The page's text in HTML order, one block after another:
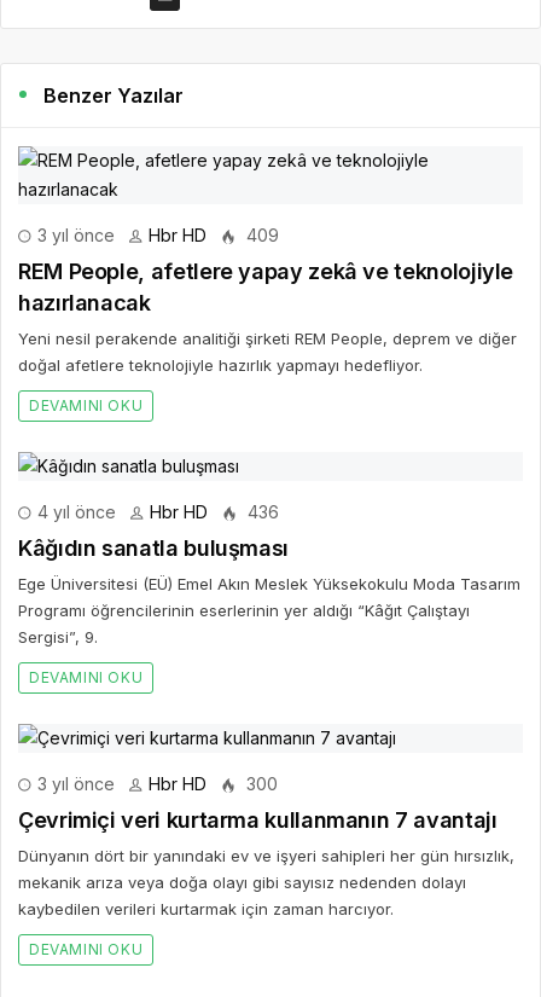
Benzer Yazılar
3 yıl önce Hbr HD 409
REM People, afetlere yapay zekâ ve teknolojiyle
hazırlanacak
Yeni nesil perakende analitiği şirketi REM People, deprem ve diğer
doğal afetlere teknolojiyle hazırlık yapmayı hedefliyor.
DEVAMINI OKU
4 yıl önce Hbr HD 436
Kâğıdın sanatla buluşması
Ege Üniversitesi (EÜ) Emel Akın Meslek Yüksekokulu Moda Tasarım
Programı öğrencilerinin eserlerinin yer aldığı “Kâğıt Çalıştayı
Sergisi”, 9.
DEVAMINI OKU
3 yıl önce Hbr HD 300
Çevrimiçi veri kurtarma kullanmanın 7 avantajı
Dünyanın dört bir yanındaki ev ve işyeri sahipleri her gün hırsızlık,
mekanik arıza veya doğa olayı gibi sayısız nedenden dolayı
kaybedilen verileri kurtarmak için zaman harcıyor.
DEVAMINI OKU